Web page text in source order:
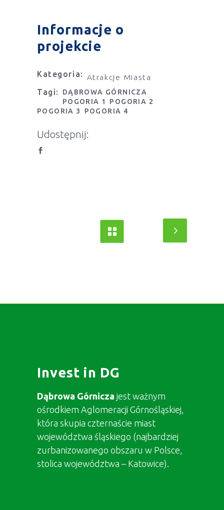
Informacje o
projekcie
Kategoria: Atrakcje Miasta
Tagi:
DĄBROWA GÓRNICZA
POGORIA 1
POGORIA 2
POGORIA 3
POGORIA 4
Udostępnij:
Invest in DG
Dąbrowa Górnicza jest ważnym
ośrodkiem Aglomeracji Górnośląskiej,
która skupia czternaście miast
województwa śląskiego (najbardziej
zurbanizowanego obszaru w Polsce,
stolica województwa – Katowice).